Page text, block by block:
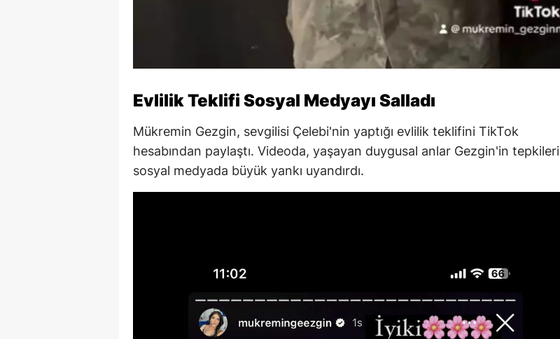
Evlilik Teklifi Sosyal Medyayı Salladı
Mükremin Gezgin, sevgilisi Çelebi'nin yaptığı evlilik teklifini TikTok
hesabından paylaştı. Videoda, yaşayan duygusal anlar Gezgin'in tepkileri
sosyal medyada büyük yankı uyandırdı.